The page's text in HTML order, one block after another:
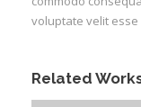
voluptate velit
Related